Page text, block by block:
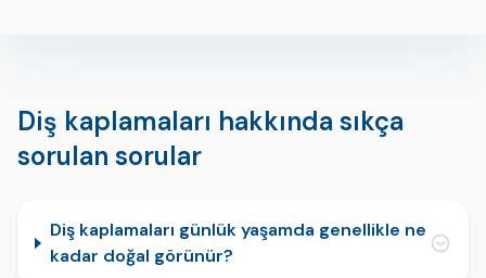
Diş kaplamaları hakkında sıkça
sorulan sorular
Diş kaplamaları günlük yaşamda genellikle ne
kadar doğal görünür?